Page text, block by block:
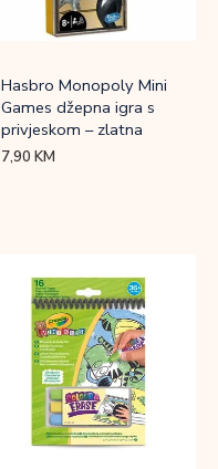
Hasbro Monopoly Mini
Games džepna igra s
privjeskom – zlatna
7,90KM